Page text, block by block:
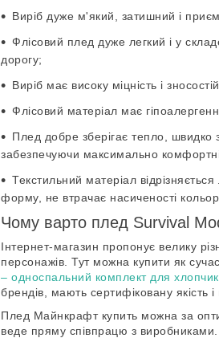
Виріб дуже м'який, затишний і
Флісовий плед дуже легкий і у
дорогу;
Виріб має високу міцність і
Флісовий матеріал має
Плед добре зберігає тепло, швидко
забезпечуючи максимально комфортні
Текстильний матеріал
форму, не втрачає насиченості
Чому варто плед Survival
Інтернет-магазин пропонує велику
персонажів. Тут можна купити як
– односпальний комплект для
брендів, мають сертифіковану якість
Плед Майнкрафт купить можна за
веде пряму співпрацю з виробниками.